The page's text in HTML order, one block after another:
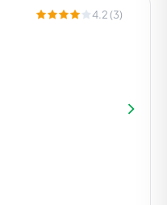
4.2 (3)